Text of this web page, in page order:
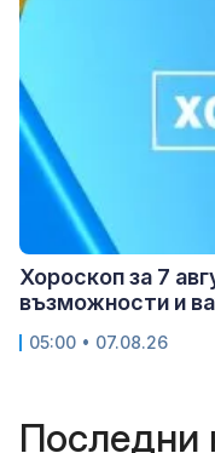
Хороскоп за 7
възможности и
05:00 • 07.08.26
Последни